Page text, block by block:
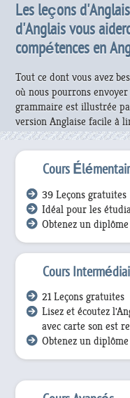
Les leçons
d'Anglais vous
compétences en
Tout ce dont vous avez
où nous pourrons envoyer
grammaire est illustrée
version Anglaise facile à
Cours
39 Leçons gratuites
Idéal pour les
Obtenez un
Cours
21 Leçons gratuites
Lisez et écoutez
avec carte son est
Obtenez un